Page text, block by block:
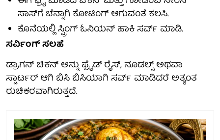
ಸಾಸ್‌ಗೆ ಚೆನ್ನಾಗಿ ಕೋಟಿಂಗ್ ಆಗುವಂತೆ ಕಲಸಿ.
ಕೊನೆಯಲ್ಲಿ ಸ್ಪ್ರಿಂಗ್ ಓನಿಯನ್ ಹಾಕಿ ಸರ್ವ್ ಮಾಡಿ.
ಸರ್ವಿಂಗ್ ಸಲಹೆ
ಡ್ರಾಗನ್ ಚಿಕನ್ ಅನ್ನು ಫ್ರೈಡ್ ರೈಸ್, ನೂಡಲ್ಸ್ ಅಥವಾ
ಸ್ಟಾರ್ಟರ್ ಆಗಿ ಬಿಸಿ ಬಿಸಿಯಾಗಿ ಸರ್ವ್ ಮಾಡಿದರೆ ಅತ್ಯಂತ
ರುಚಿಕರವಾಗಿರುತ್ತದೆ.